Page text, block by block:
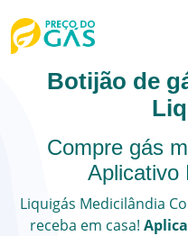
Botijão de
Compre gás
Aplicativo
Liquigás Medicilândia
receba em casa!